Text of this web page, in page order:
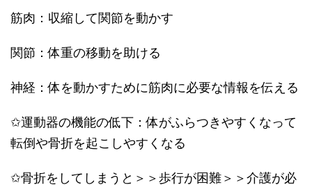
筋肉：収縮して関節を動かす
関節：体重の移動を助ける
神経：体を動かすために筋肉に必要な情報を伝える
✩運動器の機能の低下：体がふらつきやすくなって
転倒や骨折を起こしやすくなる
✩骨折をしてしまうと＞＞歩行が困難＞＞介護が必